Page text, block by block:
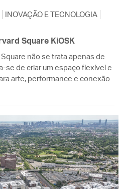
INOVAÇÃO E TECNOLOGIA
Square KiOSK
não se trata apenas de
se de criar um espaço flexível e
arte, performance e conexão